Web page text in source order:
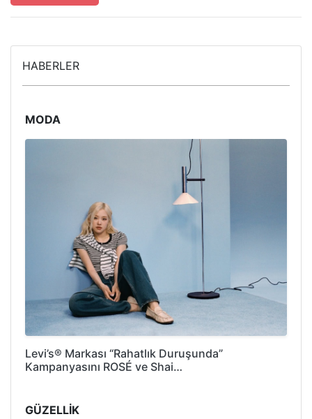
HABERLER
MODA
Levi’s® Markası “Rahatlık Duruşunda”
Kampanyasını ROSÉ ve Shai…
GÜZELLİK